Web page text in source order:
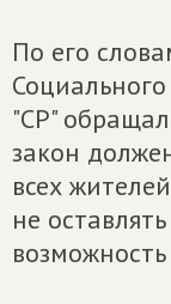
По его
"СР"
закон
всех
не